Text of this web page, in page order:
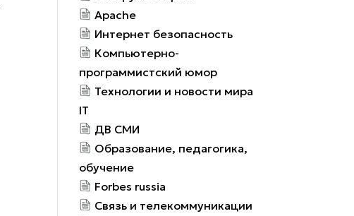
Apache
Интернет безопасность
Компьютерно-
программистский юмор
Технологии и новости мира
IT
ДВ СМИ
Образование, педагогика,
обучение
Forbes russia
Связь и телекоммуникации